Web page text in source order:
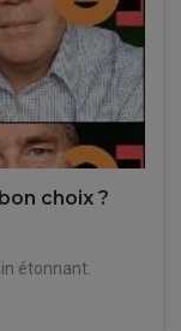
choix ?
étonnant.